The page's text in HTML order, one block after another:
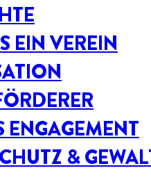
EIN VEREIN
ENGAGEMENT
&